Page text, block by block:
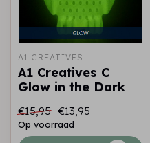
A1 CREATIVES
A1 Creatives C
Glow in the Dark
€15,95 €13,95
Op voorraad